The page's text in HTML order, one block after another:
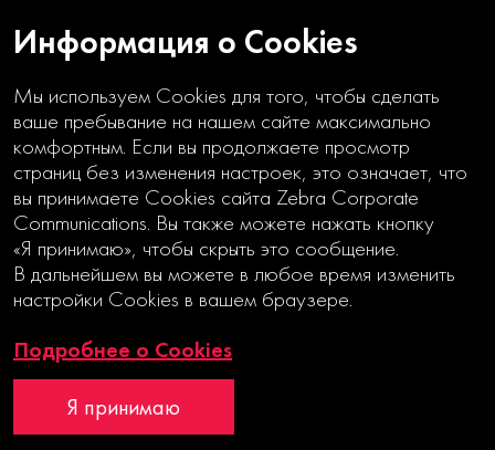
ЭФФЕКТЫ
ТРАНСФОРМАЦИИ
Интегрированный годовой отчет
Информация о Cookies
Мы используем Cookies для того, чтобы сделать
ваше пребывание на нашем сайте максимально
комфортным. Если вы продолжаете просмотр
страниц без изменения настроек, это означает, что
вы принимаете Cookies сайта Zebra Corporate
Communications. Вы также можете нажать кнопку
«Я принимаю», чтобы скрыть это сообщение.
В дальнейшем вы можете в любое время изменить
настройки Cookies в вашем браузере.
Подробнее о Cookies
Я принимаю